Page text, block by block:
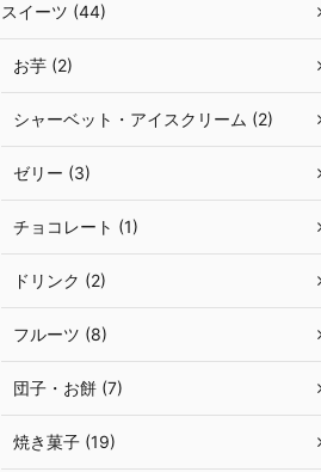
スイーツ (44)
お芋 (2)
シャーベット・アイスクリーム (2)
ゼリー (3)
チョコレート (1)
ドリンク (2)
フルーツ (8)
団子・お餅 (7)
焼き菓子 (19)